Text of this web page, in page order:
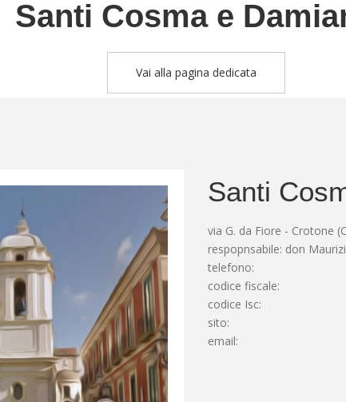
Santi Cosma e
Vai alla pagina dedicata
Santi
via G. da Fiore - Crotone
respopnsabile: don
telefono:
codice fiscale:
codice Isc:
sito:
email: